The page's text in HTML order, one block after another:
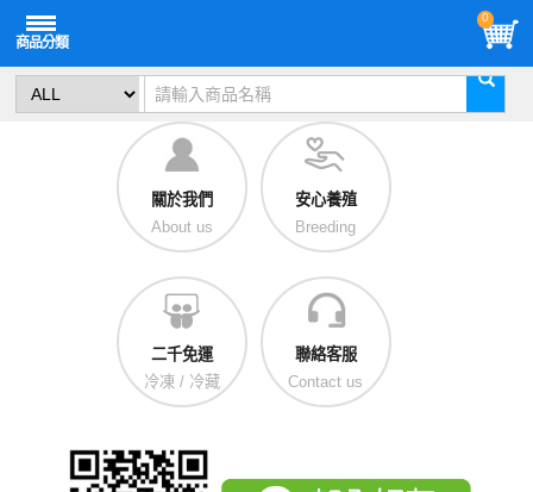
0
關於我們
About us
安心養殖
Breeding
二千免運
冷凍 / 冷藏
聯絡客服
Contact us